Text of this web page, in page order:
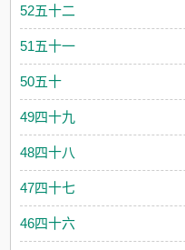
52五十二
51五十一
50五十
49四十九
48四十八
47四十七
46四十六